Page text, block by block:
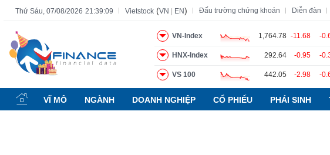
Thứ Sáu, 07/08/2026 21:39:10 Vietstock (VN EN) Đấu trường chứng khoán Diễn đàn
VN-Index 1,764.78 -11.68 -
HNX-Index 292.64 -0.95 -
VS 100 442.05 -2.98 -
VĨ MÔ NGÀNH DOANH NGHIỆP CỔ PHIẾU PHÁI SINH
Tất cả Tính năng Ngành Mã chứng khoán Lãnh đạo
Tính
năng
(-)